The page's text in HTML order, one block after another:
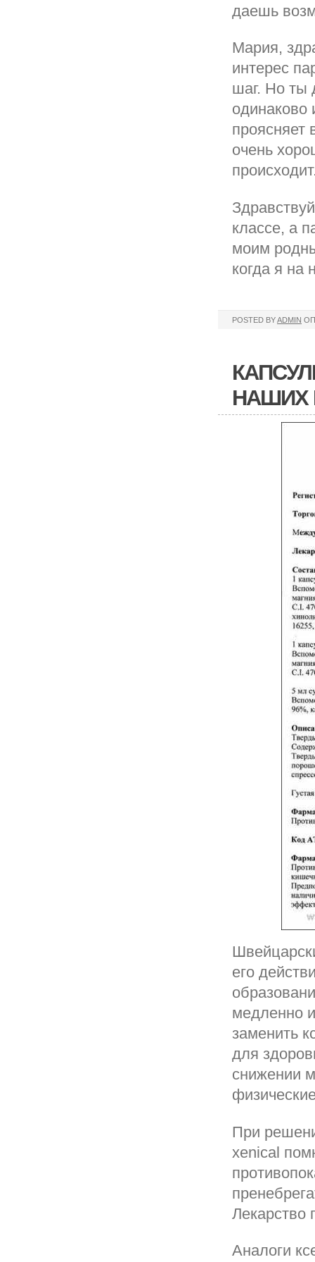
даешь
Мария,
интерес
шаг. Но ты
одинаково
проясняет
очень
классе, а
моим
когда я на
POSTED BYADMIN
НАШИХ
его
медленно
заменить
для
снижении
При
xenical
Лекарство
Аналоги